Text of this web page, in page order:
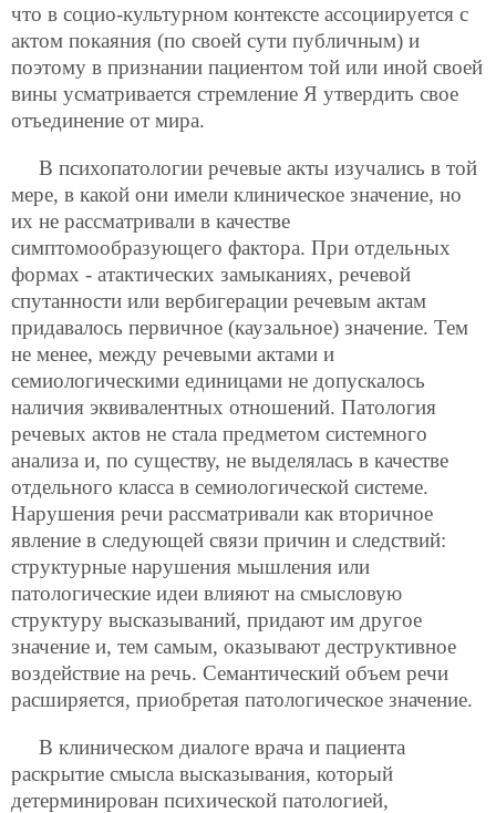
что в социо-культурном контексте ассоциируется с
актом покаяния (по своей сути публичным) и
поэтому в признании пациентом той или иной своей
вины усматривается стремление Я утвердить свое
отъединение от мира.
В психопатологии речевые акты изучались в той
мере, в какой они имели клиническое значение, но
их не рассматривали в качестве
симптомообразующего фактора. При отдельных
формах - атактических замыканиях, речевой
спутанности или вербигерации речевым актам
придавалось первичное (каузальное) значение. Тем
не менее, между речевыми актами и
семиологическими единицами не допускалось
наличия эквивалентных отношений. Патология
речевых актов не стала предметом системного
анализа и, по существу, не выделялась в качестве
отдельного класса в семиологической системе.
Нарушения речи рассматривали как вторичное
явление в следующей связи причин и следствий:
структурные нарушения мышления или
патологические идеи влияют на смысловую
структуру высказываний, придают им другое
значение и, тем самым, оказывают деструктивное
воздействие на речь. Семантический объем речи
расширяется, приобретая патологическое значение.
В клиническом диалоге врача и пациента
раскрытие смысла высказывания, который
детерминирован психической патологией,